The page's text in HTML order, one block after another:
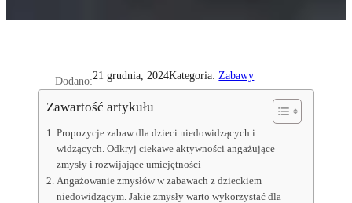
Dodano:21 grudnia, 2024Kategoria: Zabawy
Zawartość artykułu
Propozycje zabaw dla dzieci niedowidzących i
widzących. Odkryj ciekawe aktywności angażujące
zmysły i rozwijające umiejętności
Angażowanie zmysłów w zabawach z dzieckiem
niedowidzącym. Jakie zmysły warto wykorzystać dla